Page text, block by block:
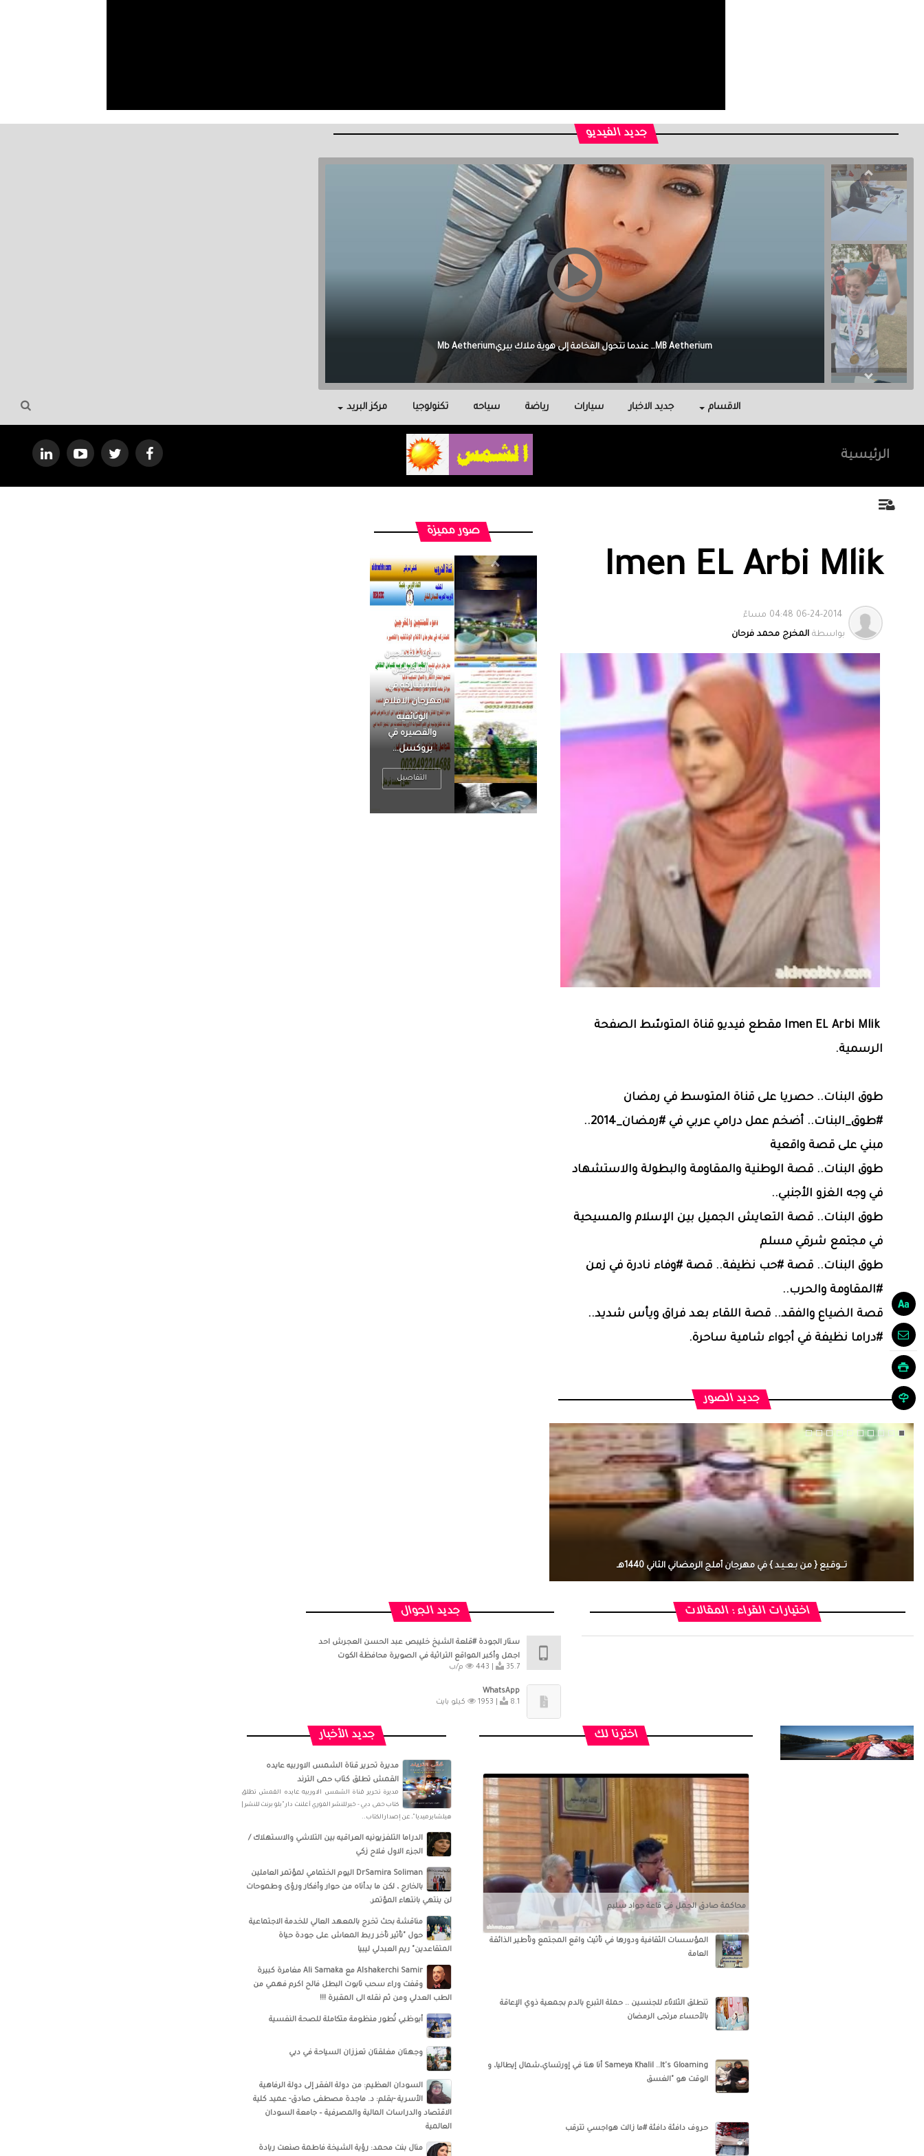
جديد الفيديو
Malak Berri وراء كل نجاح عائلة آمنت بي، واحتوتني، وكانت سندي في أصعب اللحظات.
الاقسام جديد الاخبار سيارات رياضة سياحه تكنولوجيا مركز البريد
الرئيسية
Imen EL Arbi Mlik‎
بواسطة المخرج محمد فرحان
‏‎Imen EL Arbi Mlik‎‏ ‏مقطع فيديو‏ ‏قناة المتوسّط الصفحة
الرسمية‏.
طوق البنات.. حصريا على قناة المتوسط في رمضان
#طوق_البنات.. أضخم عمل درامي عربي في #رمضان_2014..
مبني على قصة واقعية
طوق البنات.. قصة الوطنية والمقاومة والبطولة والاستشهاد
في وجه الغزو الأجنبي..
طوق البنات.. قصة التعايش الجميل بين الإسلام والمسيحية
في مجتمع شرقي مسلم
طوق البنات.. قصة #حب نظيفة.. قصة #وفاء نادرة في زمن
#المقاومة والحرب..
قصة الضياع والفقد.. قصة اللقاء بعد فراق ويأس شديد..
#دراما نظيفة في أجواء شامية ساحرة.
صور مميزة
الرجل العظيم
يكون مطمئناً ،
يتحرر من القلق
، بينما الرجل
ضيق الأفق
فعادة ما يكون
متوتراً
التفاصيل
جديد الصور
تـــوقـيع { من بـعــيـد } في مهرجان أملج الرمضاني الثاني 1440هـ
اختيارات القراء : المقالات جديد الجوال
ستار الجودة #قلعة الشيخ خليبص عبد الحسن العجرش احد
اجمل وأكبر المواقع التراثية في الصويرة محافظة الكوت
443 |
35.7 م/ب
WhatsApp
1953 |
8.1 كيلو بايت
اخترنا لك
محاكمة صادق الجمل في قاعة جواد سليم
المؤسسات الثقافية ودورها في تأثيث واقع المجتمع وتأطير الذائقة
العامة
تنطلق الثلاثاء للجنسين .. حملة التبرع بالدم بجمعية ذوي الإعاقة
بالأحساء مرتجى الرمضان
Sameya Khalil ..It's Gloaming أنا هنا في إورتساي،شمال إيطاليا، و
الوقت هو "الغسق
حروف دافئة دافئة #ما زالت هواجسي تترقب
جديد الأخبار
مديرة تحرير قناة الشمس الاوربيه عايده
القمش تطلق كتاب حمى الترند
مديرة تحرير قناة الشمس الاوربيه عايده القمش تطلق
كتاب حمى دبي - خبر للنشر الفوري أعلنت دار "بلو برنت للنشر |
هيلشاير ميديا"، عن إصدار الكتاب..
الدراما التلفزيونيه العراقيه بين التلاشي والاستهلاك /
الجزء الاول فلاح زكي
DrSamira Soliman اليوم الختمامي لمؤتمر العاملين
بالخارج ، لكن ما بدأناه من حوار وأفكار ورؤى وطموحات
لن ينتهي بانتهاء المؤتمر.
مناقشة بحث تخرج بالمعهد العالي للخدمة الاجتماعية
حول "تأثير تأخر ربط المعاش على جودة حياة
المتقاعدين" ريم العبدلي ليبيا
‏‎Alshakerchi Samir‎‏ مع ‏‎Ali Samaka‎‏ مغامرة كبيرة
وقفت وراء سحب تابوت البطل فالح اكرم فهمي من
الطب العدلي ومن ثم نقله الى المقبرة !!!
أبوظبي تُطور منظومة متكاملة للصحة النفسية
وجهتان مغلقتان تعززان السياحة في دبي
السودان العظيم: من دولة الفقر إلى دولة الرفاهية
الأسرية -بقلم: د. ماجدة مصطفى صادق- عميد كلية
الاقتصاد والدراسات المالية والمصرفية – جامعة السودان
العالمية
منال بنت محمد: رؤية الشيخة فاطمة صنعت ريادة